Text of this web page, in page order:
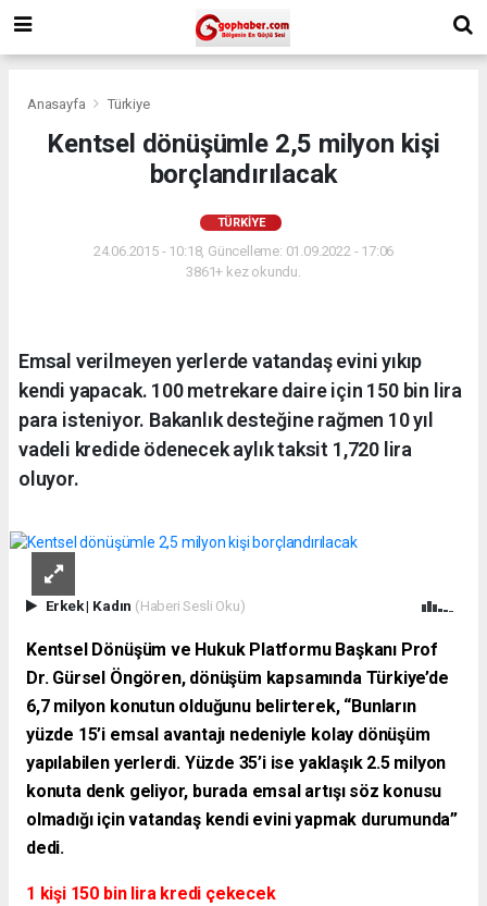
Anasayfa Türkiye
Kentsel dönüşümle 2,5 milyon kişi
borçlandırılacak
TÜRKIYE
24.06.2015 - 10:18, Güncelleme: 01.09.2022 - 17:06
3861+ kez okundu.
Emsal verilmeyen yerlerde vatandaş evini yıkıp
kendi yapacak. 100 metrekare daire için 150 bin lira
para isteniyor. Bakanlık desteğine rağmen 10 yıl
vadeli kredide ödenecek aylık taksit 1,720 lira
oluyor.
Erkek| Kadın (Haberi Sesli Oku)
Kentsel Dönüşüm ve Hukuk Platformu Başkanı Prof
Dr. Gürsel Öngören, dönüşüm kapsamında Türkiye’de
6,7 milyon konutun olduğunu belirterek, “Bunların
yüzde 15’i emsal avantajı nedeniyle kolay dönüşüm
yapılabilen yerlerdi. Yüzde 35’i ise yaklaşık 2.5 milyon
konuta denk geliyor, burada emsal artışı söz konusu
olmadığı için vatandaş kendi evini yapmak durumunda”
dedi.
1 kişi 150 bin lira kredi çekecek